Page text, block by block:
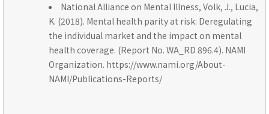
National Alliance on Mental Illness, Volk, J., Lucia,
K. (2018). Mental health parity at risk: Deregulating
the individual market and the impact on mental
health coverage. (Report No. WA_RD 896.4). NAMI
Organization. https://www.nami.org/About-
NAMI/Publications-Reports/